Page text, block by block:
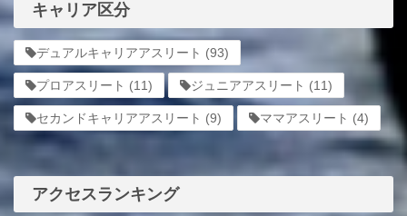
キャリア区分
デュアルキャリアアスリート (93)
プロアスリート (11) ジュニアアスリート (11)
セカンドキャリアアスリート (9) ママアスリート (4)
アクセスランキング